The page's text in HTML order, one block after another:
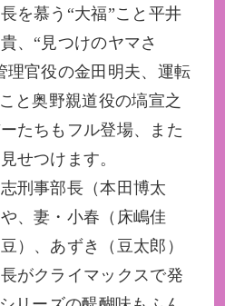
を慕う“大福”こと平井
、“見つけのヤマさ
理官役の金田明夫、運転
と奥野親道役の塙宣之
たちもフル登場、また
せつけます。
刑事部長（本田博太
、妻・小春（床嶋佳
）、あずき（豆太郎）
がクライマックスで発